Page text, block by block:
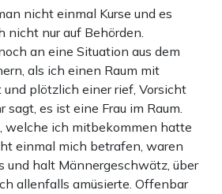
nicht einmal Kurse und es
nicht nur auf Behörden.
an eine Situation aus dem
als ich einen Raum mit
und plötzlich einer rief, Vorsicht
sagt, es ist eine Frau im Raum.
welche ich mitbekommen hatte
einmal mich betrafen, waren
und halt Männergeschwätz, über
allenfalls amüsierte. Offenbar